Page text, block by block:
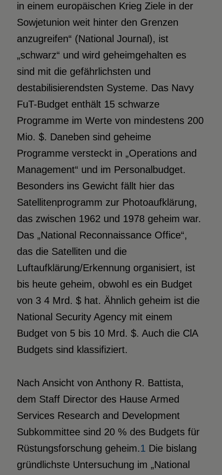
in einem europäischen Krieg Ziele in der
Sowjetunion weit hinter den Grenzen
anzugreifen“ (National Journal), ist
„schwarz“ und wird geheimgehalten es
sind mit die gefährlichsten und
destabilisierendsten Systeme. Das Navy
FuT-Budget enthält 15 schwarze
Programme im Werte von mindestens 200
Mio. $. Daneben sind geheime
Programme versteckt in „Operations and
Management“ und im Personalbudget.
Besonders ins Gewicht fällt hier das
Satellitenprogramm zur Photoaufklärung,
das zwischen 1962 und 1978 geheim war.
Das „National Reconnaissance Office“,
das die Satelliten und die
Luftaufklärung/Erkennung organisiert, ist
bis heute geheim, obwohl es ein Budget
von 3 4 Mrd. $ hat. Ähnlich geheim ist die
National Security Agency mit einem
Budget von 5 bis 10 Mrd. $. Auch die ClA
Budgets sind klassifiziert.
Nach Ansicht von Anthony R. Battista,
dem Staff Director des Hause Armed
Services Research and Development
Subkommittee sind 20 % des Budgets für
Rüstungsforschung geheim.1 Die bislang
gründlichste Untersuchung im „National